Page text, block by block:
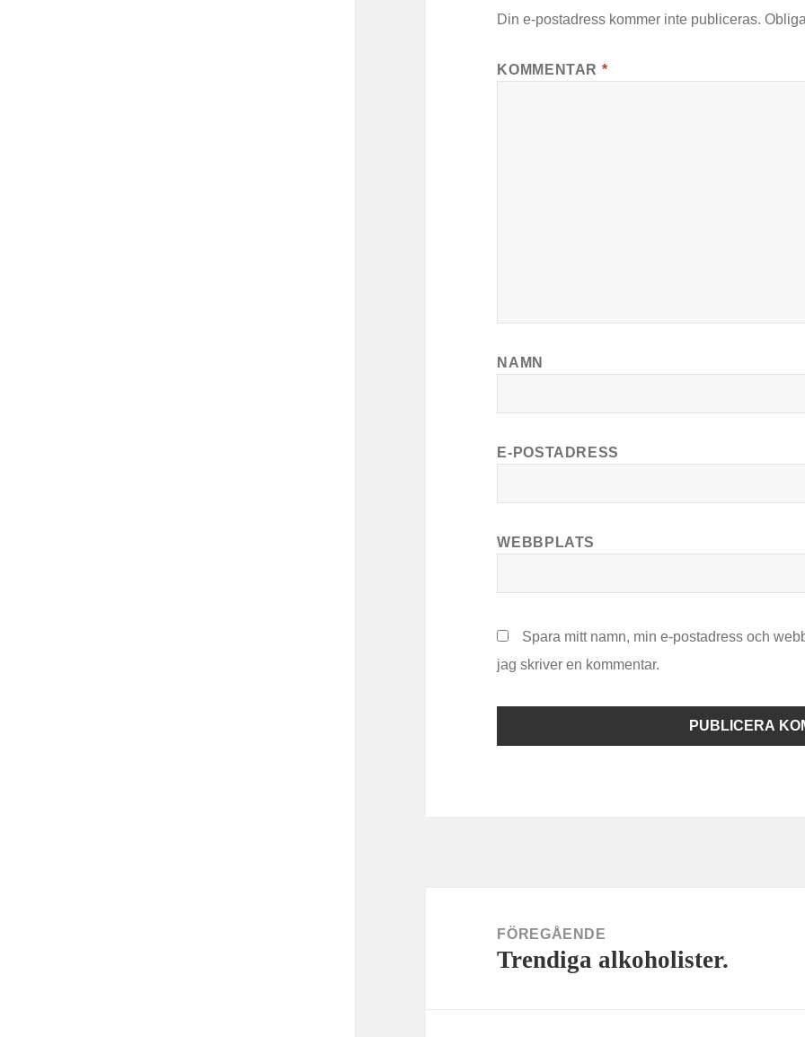
Din e-postadress kommer inte publiceras.
KOMMENTAR *
NAMN
E-POSTADRESS
WEBBPLATS
Spara mitt namn, min e-postadress och
jag skriver en kommentar.
FÖREGÅENDE
Föregående
Trendiga alkoholister.